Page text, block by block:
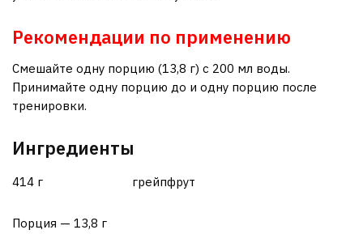
Рекомендации по применению
Смешайте одну порцию (13,8 г) с 200 мл воды.
Принимайте одну порцию до и одну порцию после
тренировки.
Ингредиенты
414 г грейпфрут
Порция — 13,8 г